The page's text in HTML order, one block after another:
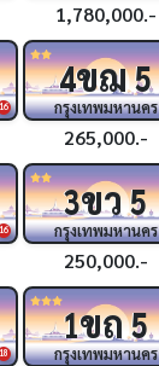
1,780,000.-
16
4ขฌ5
กรุงเทพมหานคร
265,000.-
16
3ขว5
กรุงเทพมหานคร
250,000.-
18
1ขถ5
กรุงเทพมหานคร